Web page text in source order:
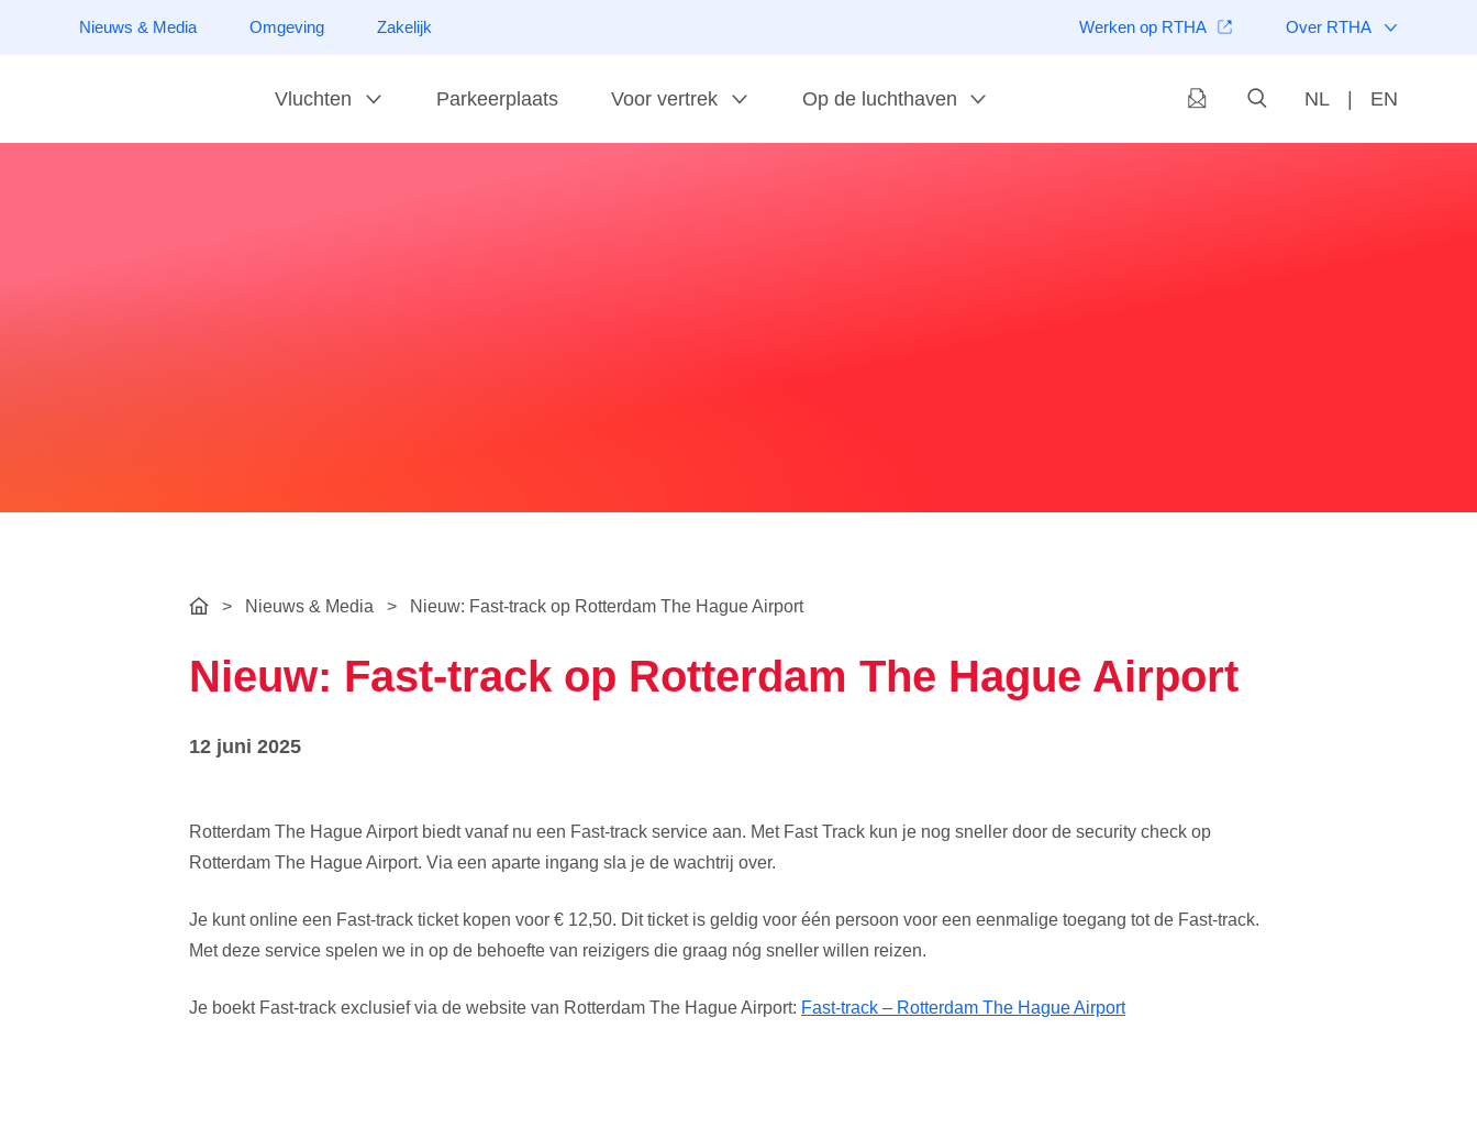
Nieuws & Media Omgeving Zakelijk Werken op RTHA Over RTHA
Vluchten Parkeerplaats Voor vertrek Op de luchthaven NL | EN
> Nieuws & Media > Nieuw: Fast-track op Rotterdam The Hague Airport
Nieuw: Fast-track op Rotterdam The Hague Airport
12 juni 2025
Rotterdam The Hague Airport biedt vanaf nu een Fast-track service aan. Met Fast Track kun je nog sneller door de security check op
Rotterdam The Hague Airport. Via een aparte ingang sla je de wachtrij over.
Je kunt online een Fast-track ticket kopen voor € 12,50. Dit ticket is geldig voor één persoon voor een eenmalige toegang tot de Fast-track.
Met deze service spelen we in op de behoefte van reizigers die graag nóg sneller willen reizen.
Je boekt Fast-track exclusief via de website van Rotterdam The Hague Airport: Fast-track – Rotterdam The Hague Airport